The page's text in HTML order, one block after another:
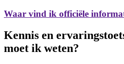
Waar vind ik officiële
Kennis en
moet ik weten?